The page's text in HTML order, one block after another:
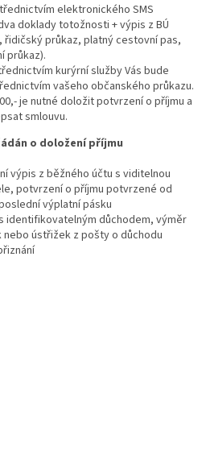
elektronického SMS
doklady totožnosti + výpis z BÚ
řidičský průkaz, platný cestovní pas,
průkaz).
kurýrní služby Vás bude
vašeho občanského průkazu.
je nutné doložit potvrzení o příjmu a
smlouvu.
o doložení příjmu
výpis z běžného účtu s viditelnou
potvrzení o příjmu potvrzené od
výplatní pásku
identifikovatelným důchodem, výměr
nebo ústřižek z pošty o důchodu